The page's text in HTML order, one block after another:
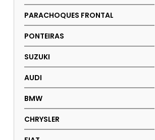
PARACHOQUES FRONTAL
PONTEIRAS
SUZUKI
AUDI
BMW
CHRYSLER